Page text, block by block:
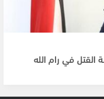
القتل في رام الله